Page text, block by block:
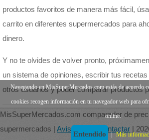
productos favoritos de manera más fácil,
carrito en diferentes supermercados para
dinero.
Y no te olvides de volver pronto,
un sistema de opiniones, escribir tus
otros usuarios y poder comparar productos
MisSuperMercados.com comparador de
supermercados | Aviso legal Contactar |
Navegando en MisSuperMercados.com estás de acuerdo
cookies recogen información en tu navegador web para
online.
Entendido | Más